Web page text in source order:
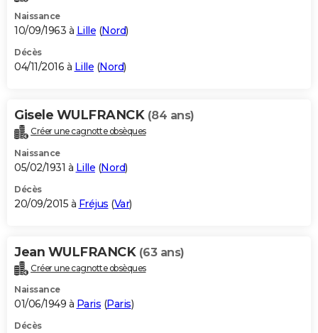
Naissance
10/09/1963 à Lille (Nord)
Décès
04/11/2016 à Lille (Nord)
Gisele WULFRANCK (84 ans)
Créer une cagnotte obsèques
Naissance
05/02/1931 à Lille (Nord)
Décès
20/09/2015 à Fréjus (Var)
Jean WULFRANCK (63 ans)
Créer une cagnotte obsèques
Naissance
01/06/1949 à Paris (Paris)
Décès